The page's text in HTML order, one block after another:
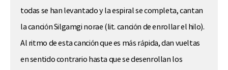
todas se han levantado y la espiral se completa, cantan
la canción Silgamgi norae (lit. canción de enrollar el hilo).
Al ritmo de esta canción que es más rápida, dan vueltas
en sentido contrario hasta que se desenrollan los